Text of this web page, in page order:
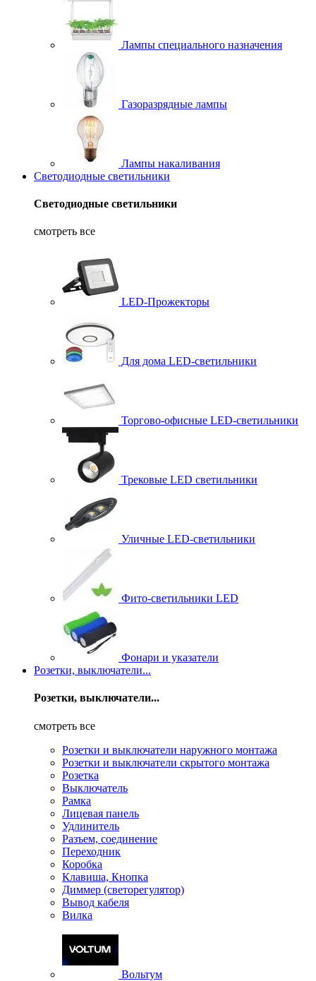
Лампы специального назначения
Газоразрядные лампы
Лампы накаливания
Светодиодные светильники
Светодиодные светильники
смотреть все
LED-Прожекторы
Для дома LED-светильники
Торгово-офисные LED-светильники
Трековые LED светильники
Уличные LED-светильники
Фито-светильники LED
Фонари и указатели
Розетки, выключатели...
Розетки, выключатели...
смотреть все
Розетки и выключатели наружного монтажа
Розетки и выключатели скрытого монтажа
Розетка
Выключатель
Рамка
Лицевая панель
Удлинитель
Разъем, соединение
Переходник
Коробка
Клавиша, Кнопка
Диммер (светорегулятор)
Вывод кабеля
Вилка
Вольтум